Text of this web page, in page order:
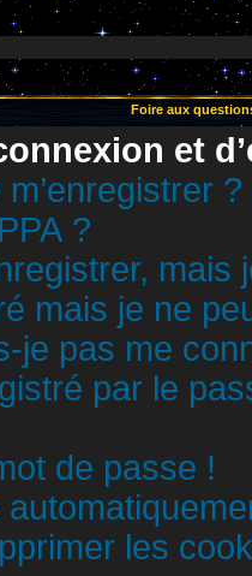
Foire aux
et
?
?
mais
mais je ne
je pas me
par le
de passe !
les